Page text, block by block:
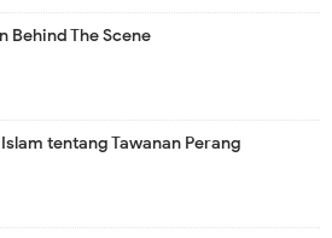
Behind The Scene
tentang Tawanan Perang